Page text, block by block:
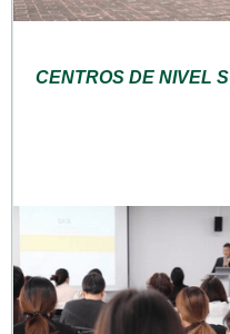
CENTROS DE NIVEL